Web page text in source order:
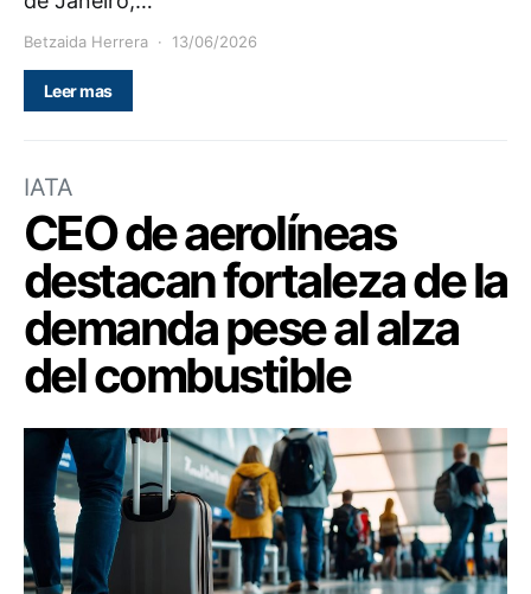
Betzaida Herrera 13/06/2026
Leer mas
IATA
CEO de aerolíneas
destacan fortaleza de la
demanda pese al alza
del combustible